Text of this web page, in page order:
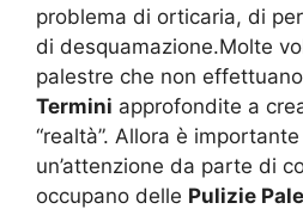
problema di orticaria, di
di desquamazione.Molte
palestre che non
Termini approfondite a
“realtà”. Allora è
un’attenzione da parte di
occupano delle Pulizie